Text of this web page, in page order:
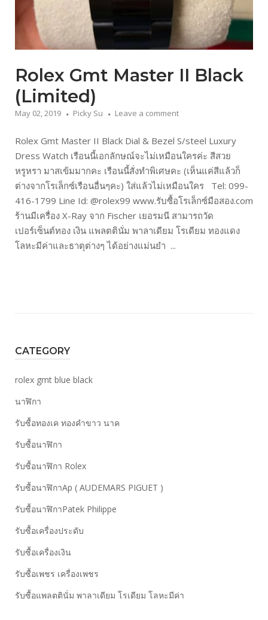
Rolex Gmt Master II Black
(Limited)
May 02, 2019 Picky Su Leave a comment
Rolex Gmt Master II Black Dial & Bezel S/steel Luxury
Dress Watch เรือนนี้เอกลักษณ์จะไม่เหมือนใครค่ะ สีสวย
หรูหรา มาสเข้มมากคะ เรือนนี้สั่งทำพิเศษคะ (เห็นแค่สีแล้วก็
ต่างจากโรเล็กซ์เรือนอื่นๆคะ) ใส่แล้วไม่เหมือนใคร Tel: 099-
416-1799 Line Id: @rolex99 www.รับซื้อโรเล็กซ์มือสอง.com
ร้านมีเครื่อง X-Ray จาก Fischer เยอรมนี สามารถวัด
เปอร์เซ็นต์ทอง เงิน แพลตตินั่ม พาลาเดียม โรเดียม ทองแดง
โลหะมีค่าและธาตุต่างๆ ได้อย่างแม่นยำ ...
CATEGORY
rolex gmt blue black
นาฬิกา
รับซื้อทองเค ทองคำขาว นาค
รับซื้อนาฬิกา
รับซื้อนาฬิกา Rolex
รับซื้อนาฬิกาAp ( AUDEMARS PIGUET )
รับซื้อนาฬิกาPatek Philippe
รับซื้อเครื่องประดับ
รับซื้อเครื่องเงิน
รับซื้อเพชร เครื่องเพชร
รับซื้อแพลตตินั่ม พาลาเดียม โรเดียม โลหะมีค่า